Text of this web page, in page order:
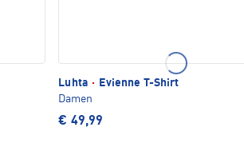
Luhta ·
Evienne T-Shirt
Damen
€ 49,99